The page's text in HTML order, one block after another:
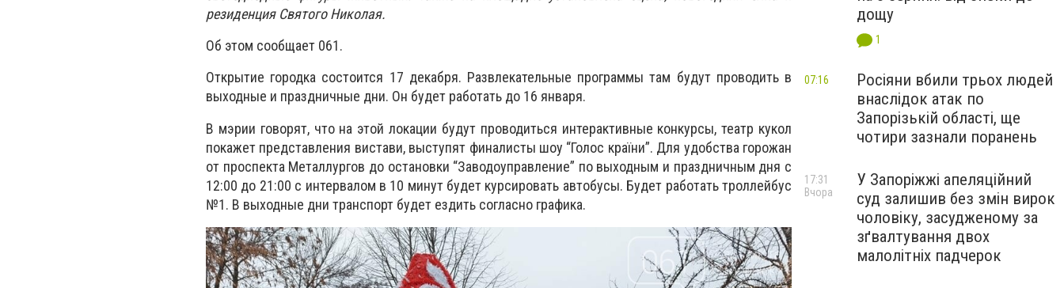
резиденция Святого Николая.
Об этом сообщает 061.
Открытие городка состоится 17 декабря. Развлекательные программы там будут проводить в
выходные и праздничные дни. Он будет работать до 16 января.
В мэрии говорят, что на этой локации будут проводиться интерактивные конкурсы, театр кукол
покажет представления вистави, выступят финалисты шоу “Голос країни”. Для удобства горожан
от проспекта Металлургов до остановки “Заводоуправление” по выходным и праздничным дня с
12:00 до 21:00 с интервалом в 10 минут будет курсировать автобусы. Будет работать троллейбус
№1. В выходные дни транспорт будет ездить согласно графика.
дощу
1
Росіяни вбили трьох людей
внаслідок атак по
Запорізькій області, ще
чотири зазнали поранень
07:16
У Запоріжжі апеляційний
суд залишив без змін вирок
чоловіку, засудженому за
зґвалтування двох
малолітніх падчерок
17:31
Вчора